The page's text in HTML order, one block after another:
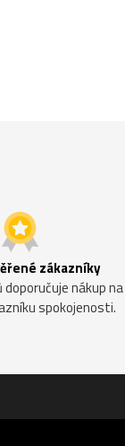
zákazníky
doporučuje nákup na
spokojenosti.